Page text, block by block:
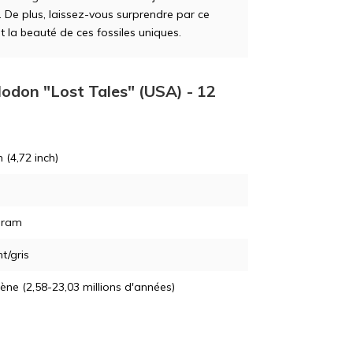
plus, laissez-vous surprendre par ce
beauté de ces fossiles uniques.
"Lost Tales" (USA) - 12
(4,72 inch)
gris
(2,58-23,03 millions d'années)